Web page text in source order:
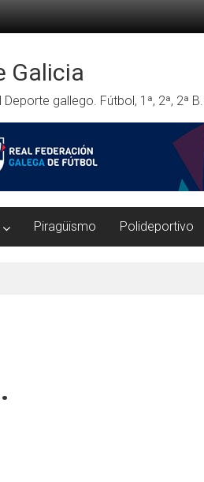
Galicia
Deporte gallego. Fútbol, 1ª, 2ª, 2ª
Piragüismo Polideportivo